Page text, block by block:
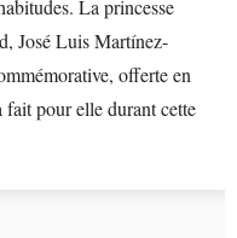
La princesse
José Luis Martínez-
offerte en
fait pour elle durant cette